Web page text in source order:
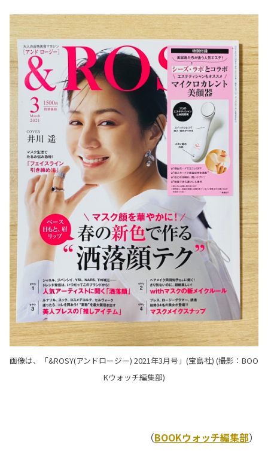
画像は、「&ROSY(アンドロージー) 2021年3月号」(宝島社) (撮影：BOO
Kウォッチ編集部)
（BOOKウォッチ編集部）